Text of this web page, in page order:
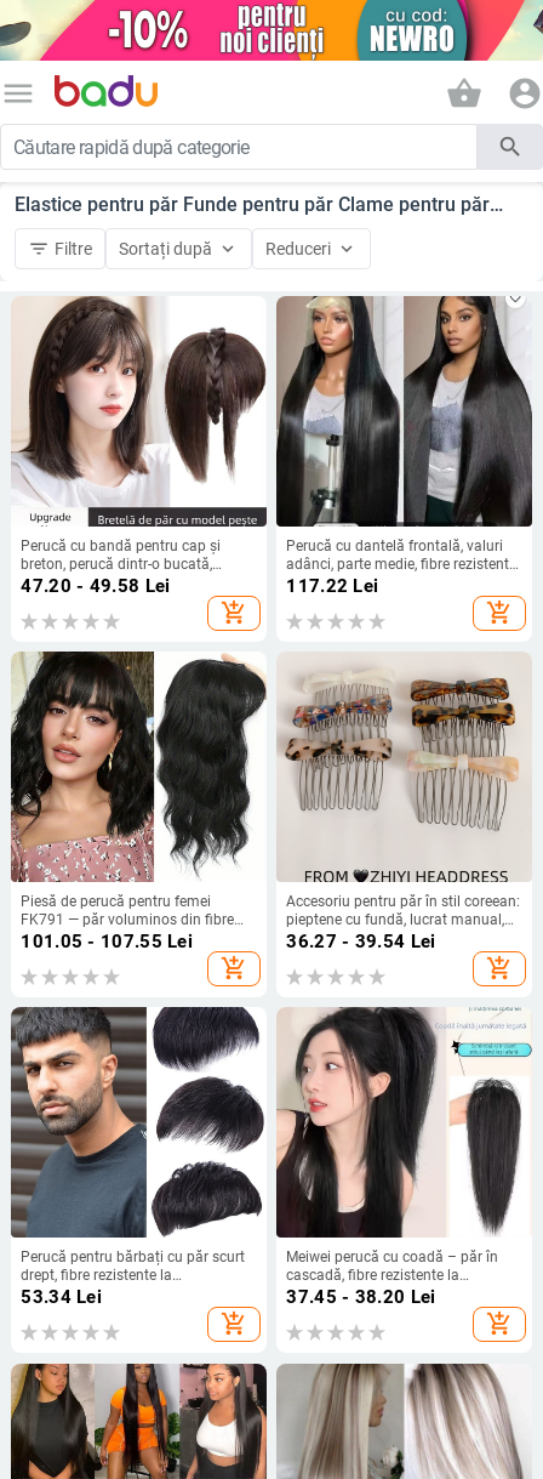
menu shopping_basket account_circle
search
Elastice pentru păr Funde pentru păr Clame pentru păr
Accesorii pentru păr
filter_list Filtre Sortați după keyboard_arrow_down Reduceri keyboard_arrow_down
Perucă cu bandă pentru cap și
breton, perucă dintr-o bucată,
Breton Qi, fibre rezistente la căldură,
47.20 - 49.58 Lei
add_shopping_cart
Perucă cu dantelă frontală, valuri
adânci, parte medie, fibre rezistente
la căldură, mecanism de fabricație,
117.22 Lei
add_shopping_cart
Piesă de perucă pentru femei
FK791 — păr voluminos din fibre
rezistente la temperaturi înalte;
piesă de perucă; nu se poate vopsi
sau ondula
101.05 - 107.55 Lei
add_shopping_cart
Accesoriu pentru păr în stil coreean:
pieptene cu fundă, lucrat manual,
material acid acetic, iarna 2024
36.27 - 39.54 Lei
add_shopping_cart
Perucă pentru bărbați cu păr scurt
drept, fibre rezistente la
temperatură, patch invizibil pe
creștet pentru acoperirea cheliei,
model 3111, poate fi vopsită
53.34Lei
add_shopping_cart
Meiwei perucă cu coadă – păr în
cascadă, fibre rezistente la
temperatură înaltă, necompatibilă
cu vopsirea la temperatură, pentru
femei
37.45 - 38.20 Lei
add_shopping_cart